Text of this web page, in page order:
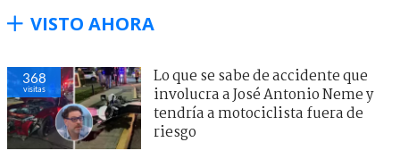
VISTO AHORA
368
visitas
Lo que se sabe de accidente que
involucra a José Antonio Neme y
tendría a motociclista fuera de
riesgo